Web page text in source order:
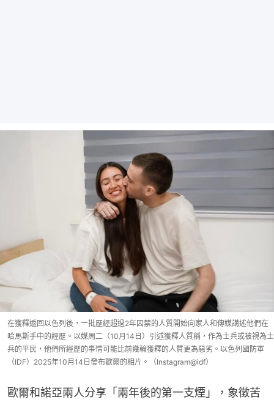
在獲釋返回以色列後，一批歷經超過2年囚禁的人質開始向家人和傳媒講述他們在
哈馬斯手中的經歷。以媒周二（10月14日）引述獲釋人質稱，作為士兵或被視為士
兵的平民，他們所經歷的事情可能比前幾輪獲釋的人質更為惡劣。以色列國防軍
（IDF）2025年10月14日發布歐爾的相片。（Instagram@idf）
歐爾和諾亞兩人分享「兩年後的第一支煙」，象徵苦